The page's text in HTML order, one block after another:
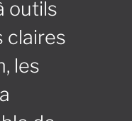
outils
claires
les